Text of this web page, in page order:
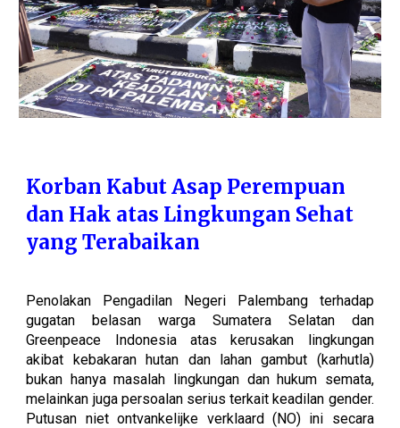
Korban Kabut Asap Perempuan
dan Hak atas Lingkungan Sehat
yang Terabaikan
Penolakan Pengadilan Negeri Palembang terhadap
gugatan belasan warga Sumatera Selatan dan
Greenpeace Indonesia atas kerusakan lingkungan
akibat kebakaran hutan dan lahan gambut (karhutla)
bukan hanya masalah lingkungan dan hukum semata,
melainkan juga persoalan serius terkait keadilan gender.
Putusan niet ontvankelijke verklaard (NO) ini secara